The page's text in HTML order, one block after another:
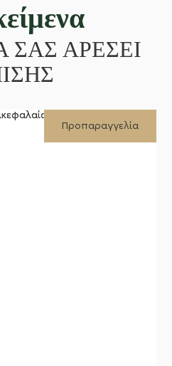
ΣΑΣ ΑΡΈΣΕΙ
Προπαραγγελία